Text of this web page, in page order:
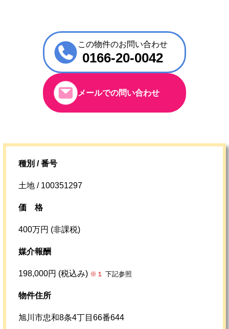
この物件のお問い合わせ
0166-20-0042
メールでの問い合わせ
種別 / 番号
土地 / 100351297
価格
400万円 (非課税)
媒介報酬
198,000円 (税込み) ※１ 下記参照
物件住所
旭川市忠和8条4丁目66番644